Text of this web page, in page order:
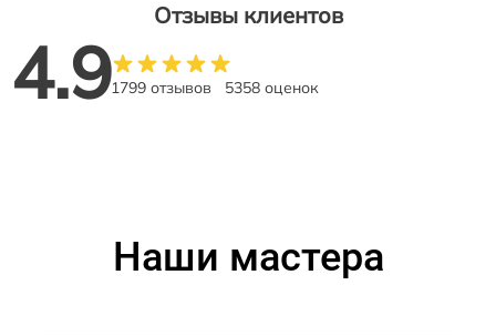
Отзывы клиентов
4.91799 отзывов 5358 оценок
Наши мастера